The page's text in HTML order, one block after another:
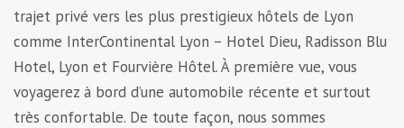
trajet privé vers les plus prestigieux hôtels de Lyon
comme InterContinental Lyon – Hotel Dieu, Radisson Blu
Hotel, Lyon et Fourvière Hôtel. À première vue, vous
voyagerez à bord d’une automobile récente et surtout
très confortable. De toute façon, nous sommes